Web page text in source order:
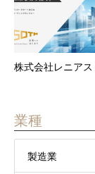
株式会社レニアス
業種
製造業